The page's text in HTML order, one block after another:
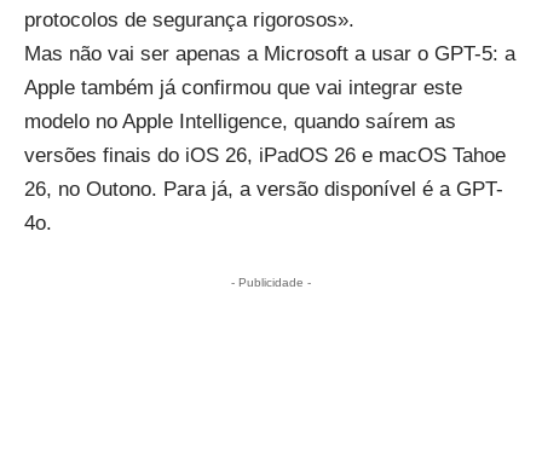
protocolos de segurança rigorosos».
Mas não vai ser apenas a Microsoft a usar o GPT-5: a
Apple também já confirmou que vai integrar este
modelo no Apple Intelligence, quando saírem as
versões finais do iOS 26, iPadOS 26 e macOS Tahoe
26, no Outono. Para já, a versão disponível é a GPT-
4o.
- Publicidade -